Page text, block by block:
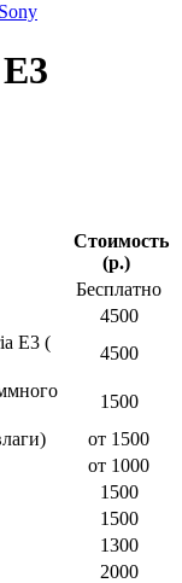
Стоимость
(р.)
Бесплатно
4500
E3 (
4500
1500
от 1500
от 1000
1500
1500
1300
2000